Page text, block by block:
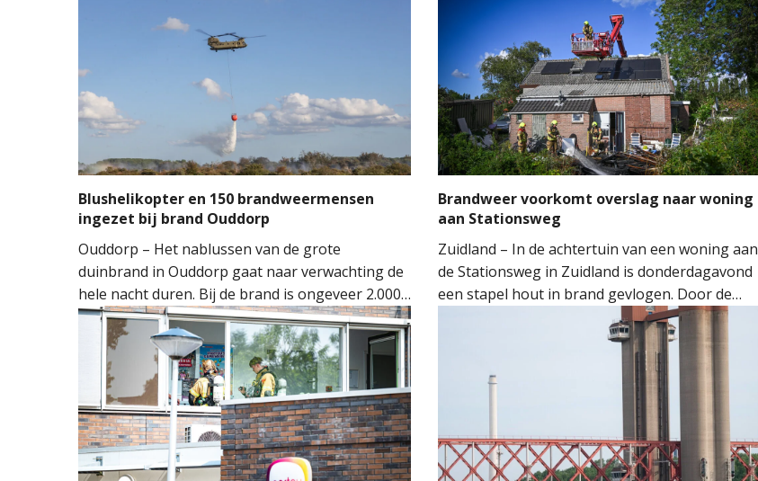
Blushelikopter en 150 brandweermensen
ingezet bij brand Ouddorp
Ouddorp – Het nablussen van de grote
duinbrand in Ouddorp gaat naar verwachting de
hele nacht duren. Bij de brand is ongeveer 2.000
vierkante meter natuur verloren gegaan. De
brand ontstond rond 14.00 uur, waarna de
brandweer groots opschaalde. Tientallen
brandweervoertuigen en ongeveer 150
brandweermensen werden ingezet om het vuur
onder controle te krijgen.
Brandweer voorkomt overslag naar woning
aan Stationsweg
Zuidland – In de achtertuin van een woning aan
de Stationsweg in Zuidland is donderdagavond
een stapel hout in brand gevlogen. Door de
snelle inzet van de brandweer kon worden
voorkomen dat het vuur oversloeg naar de